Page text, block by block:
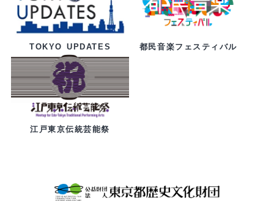
TOKYO UPDATES 都民音楽フェスティバル
江戸東京伝統芸能祭